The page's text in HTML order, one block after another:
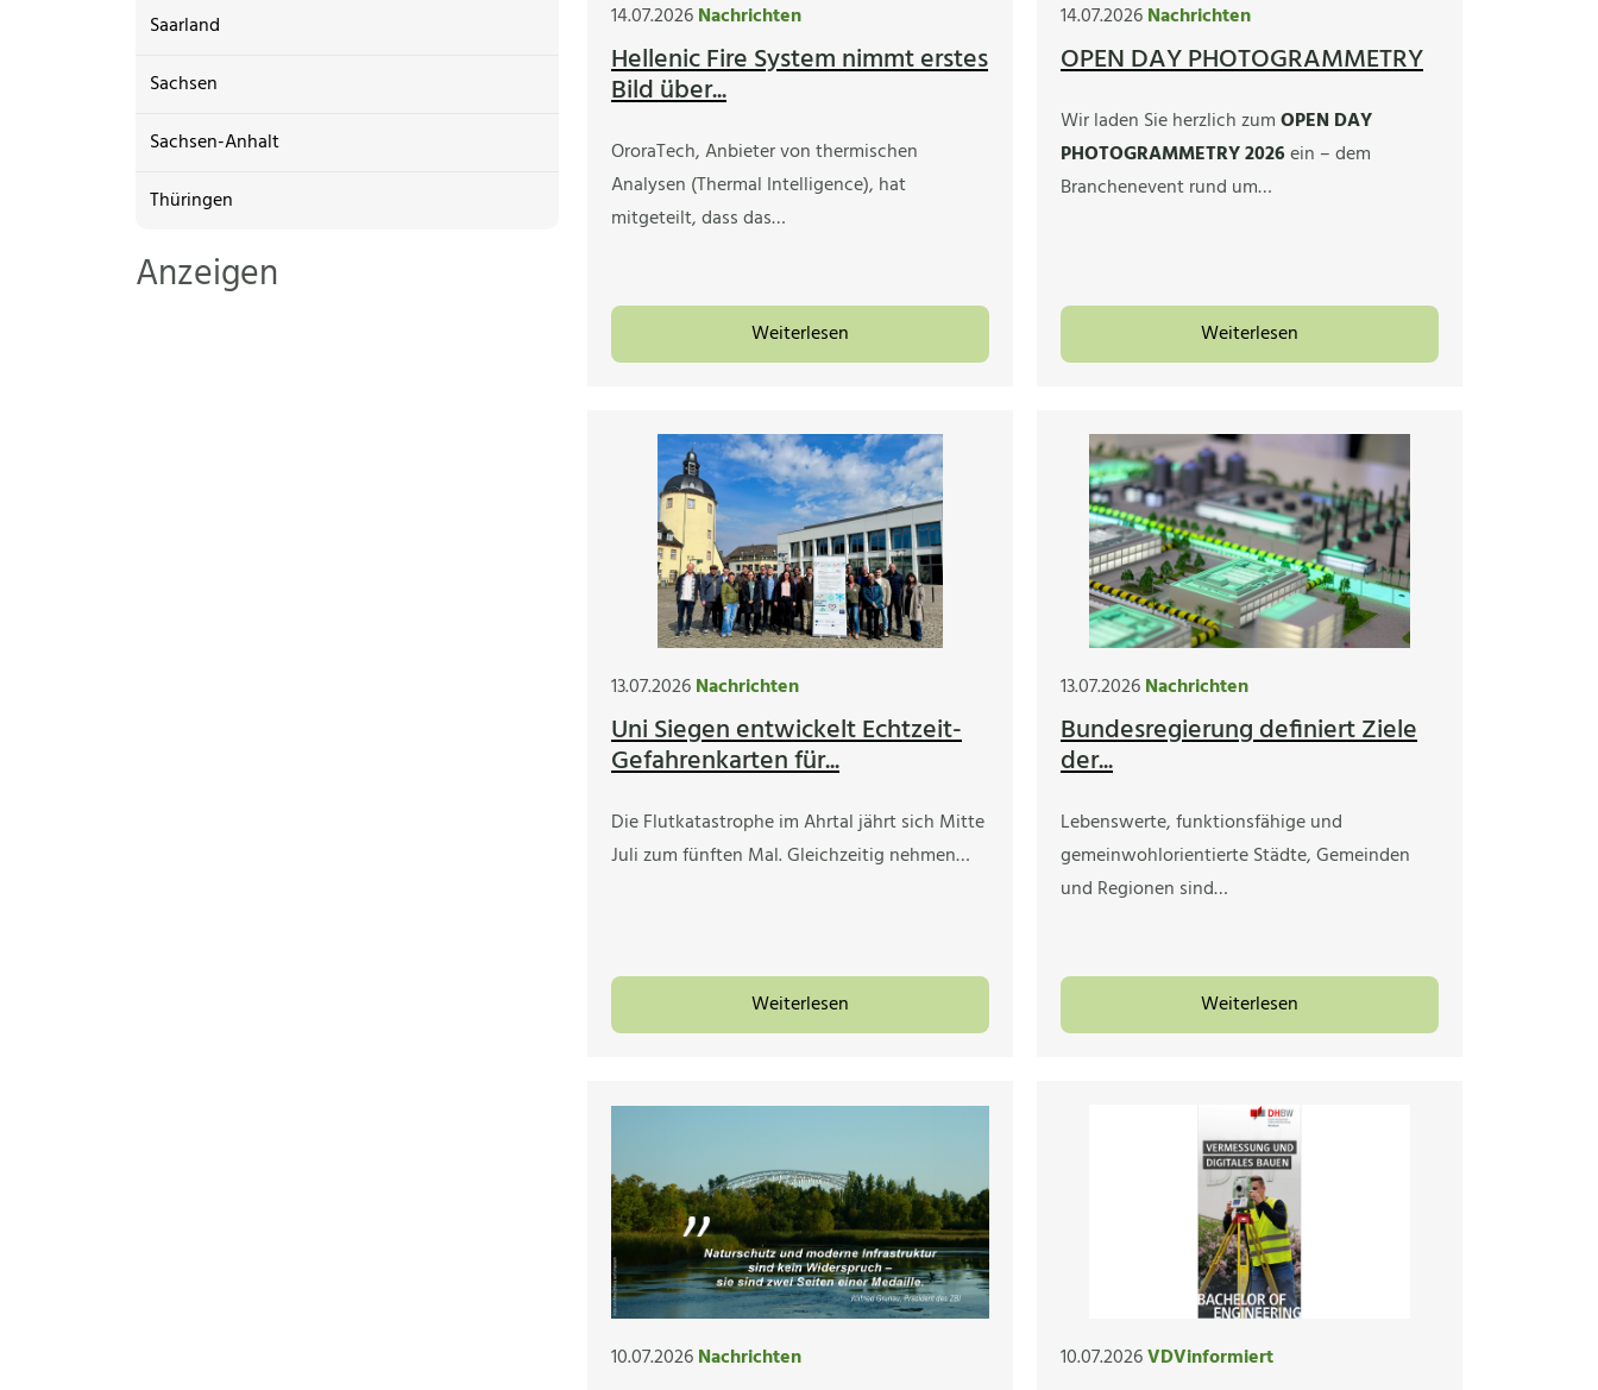
Saarland
Sachsen
Sachsen-Anhalt
Thüringen
Anzeigen
14.07.2026Nachrichten
Hellenic Fire System nimmt erstes
Bild über...
OroraTech, Anbieter von thermischen
Analysen (Thermal Intelligence), hat
mitgeteilt, dass das…
Weiterlesen
14.07.2026Nachrichten
OPEN DAY PHOTOGRAMMETRY
Wir laden Sie herzlich zumOPEN DAY
PHOTOGRAMMETRY 2026ein – dem
Branchenevent rund um…
Weiterlesen
13.07.2026Nachrichten
Uni Siegen entwickelt Echtzeit-
Gefahrenkarten für...
Die Flutkatastrophe im Ahrtal jährt sich Mitte
Juli zum fünften Mal. Gleichzeitig nehmen…
Weiterlesen
13.07.2026Nachrichten
Bundesregierung definiert Ziele
der...
Lebenswerte, funktionsfähige und
gemeinwohlorientierte Städte, Gemeinden
und Regionen sind…
Weiterlesen
10.07.2026Nachrichten 10.07.2026VDVinformiert